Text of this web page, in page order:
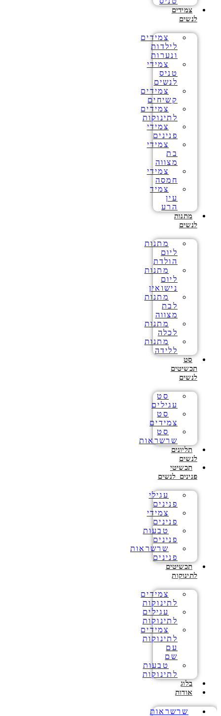
צמידים
לנשים
צמידים
לילדות
ונערות
צמידי
טניס
לנשים
צמידים
קשיחים
צמידים
לתינוקות
צמידי
פנינים
צמידי
בת
מצווה
צמידי
חמסה
צמיד
עין
הרע
מתנות
לנשים
מתנות
ליום
הולדת
מתנות
ליום
נישואין
מתנות
לבת
מצווה
מתנות
לכלה
מתנות
ללידה
סט
תכשיטים
לנשים
סט
עגילים
סט
צמידים
סט
שרשראות
תליונים
לנשים
תכשיטי
פנינים לנשים
עגילי
פנינים
צמידי
פנינים
טבעות
פנינים
שרשראות
פנינים
תכשיטים
לתינוקות
צמידים
לתינוקות
עגילים
לתינוקות
צמידים
לתינוקות
עם
שם
טבעות
לתינוקות
בלוג
אודות
שרשראות